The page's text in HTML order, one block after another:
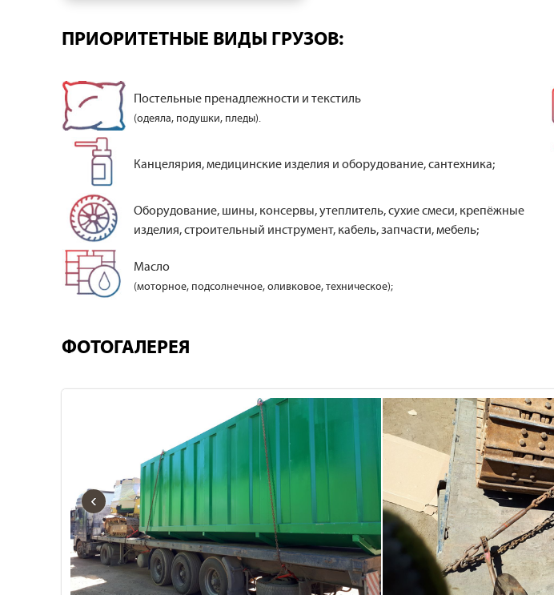
ПРИОРИТЕТНЫЕ ВИДЫ ГРУЗОВ:
Постельные пренадлежности и текстиль
(одеяла, подушки, пледы).
Канцелярия, медицинские изделия и оборудование, сантехника;
Оборудование, шины, консервы, утеплитель, сухие смеси, крепёжные
изделия, строительный инструмент, кабель, запчасти, мебель;
Масло
(моторное, подсолнечное, оливковое, техническое);
ФОТОГАЛЕРЕЯ
‹